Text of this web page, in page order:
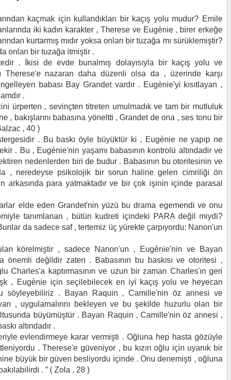
kaçmak için kullandıkları bir kaçış yolu mudur? Emile
iki kadın karakter , Therese ve Eugènie , birer erkeğe
kurtarmış mıdır yoksa onları bir tuzağa mı sürüklemiştir?
onları bir tuzağa itmiştir .
. İkisi de evde bunalmış dolayısıyla bir kaçış yolu ve
Therese'e nazaran daha düzenli olsa da , üzerinde karşı
babası Bay Grandet vardır . Eugènie'yi kısıtlayan ,
.
ürperten , sevinçten titreten umulmadık ve tam bir mutluluk
bakışlarını babasına yöneltti , Grandet de ona , ses tonu bir
, 40 )
. Bu baskı öyle büyüktür ki , Eugènie ne yapıp ne
. Bu , Eugènie'nin yaşamı babasının kontrolü altındadir ve
nedenlerden biri de budur . Babasının bu otoritesinin ve
, neredeyse psikolojik bir sorun haline gelen cimriliği ön
arkasında para yatmaktadır ve bir çok işinin içinde parasal
elde eden Grandet'nin yüzü bu drama egemendi ve onu
tanımlanan , bütün kudreti içindeki PARA değil miydi?
da sadece saf , tertemiz üç yürekte çarpıyordu: Nanon'un
körelmiştir , sadece Nanon'un , Eugènie'nin ve Bayan
değildir zaten . Babasının bu baskısı ve otoritesi ,
Charles'a kaptırmasının ve uzun bir zaman Charles'ın geri
, Eugènie için seçilebilecek en iyi kaçış yolu ve heyecan
söyleyebiliriz . Bayan Raquin , Camille'nin öz annesi ve
, uygulamalırını bekleyen ve bu şekilde huzurlu olan bir
büyümüştür . Bayan Raquin , Camille'nin öz annesi ,
altındadır .
evlendirmeye karar vermişti . Oğluna hep hasta gözüyle
. Therese'e güveniyor , bu kızın oğlu için uyanık bir
büyük bir güven besliyordu içinde . Onu denemişti , oğluna
. ” ( Zola , 28 )